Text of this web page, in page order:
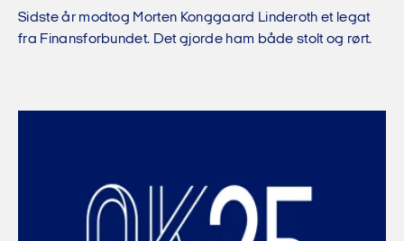
Sidste år modtog Morten Konggaard Linderoth et legat
fra Finansforbundet. Det gjorde ham både stolt og rørt.